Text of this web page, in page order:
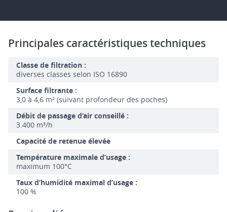
Principales caractéristiques techniques
Classe de filtration :
diverses classes selon ISO 16890
Surface filtrante :
3,0 à 4,6 m² (suivant profondeur des poches)
Débit de passage d’air conseillé :
3.400 m³/h
Capacité de retenue élevée
Température maximale d’usage :
maximum 100°C
Taux d’humidité maximal d’usage :
100 %